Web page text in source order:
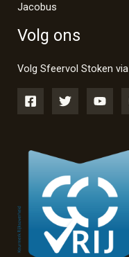
Jacobus
Volg ons
Volg Sfeervol Stoken via